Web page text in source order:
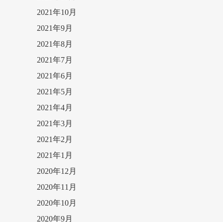
2021年10月
2021年9月
2021年8月
2021年7月
2021年6月
2021年5月
2021年4月
2021年3月
2021年2月
2021年1月
2020年12月
2020年11月
2020年10月
2020年9月